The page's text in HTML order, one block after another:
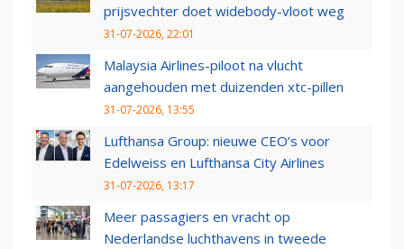
prijsvechter doet widebody-vloot weg
31-07-2026, 22:01
Malaysia Airlines-piloot na vlucht
aangehouden met duizenden xtc-pillen
31-07-2026, 13:55
Lufthansa Group: nieuwe CEO’s voor
Edelweiss en Lufthansa City Airlines
31-07-2026, 13:17
Meer passagiers en vracht op
Nederlandse luchthavens in tweede